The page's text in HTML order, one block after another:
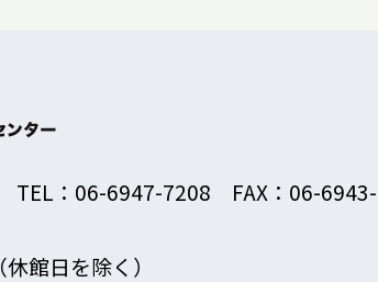
TEL：06-6947-7208 FAX：06-6943-
（休館日を除く）